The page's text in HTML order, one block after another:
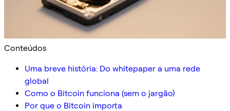
Conteúdos
Uma breve história: Do whitepaper a uma rede
global
Como o Bitcoin funciona (sem o jargão)
Por que o Bitcoin importa